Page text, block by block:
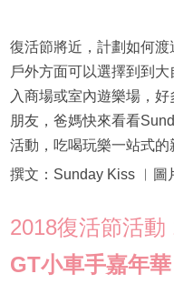
復活節將近，計劃如何渡
戶外方面可以選擇到到
入商場或室內遊樂場，
朋友，爸媽快來看看
活動，吃喝玩樂一站式的
撰文：Sunday Kiss ︳圖
2018復活節活動
GT小車手嘉年華